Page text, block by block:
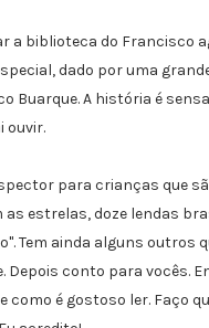
a biblioteca do Francisco
dado por uma
Buarque. A história é
ouvir.
para crianças que
estrelas, doze lendas
Tem ainda alguns
Depois conto para vocês.
como é gostoso ler. Faço